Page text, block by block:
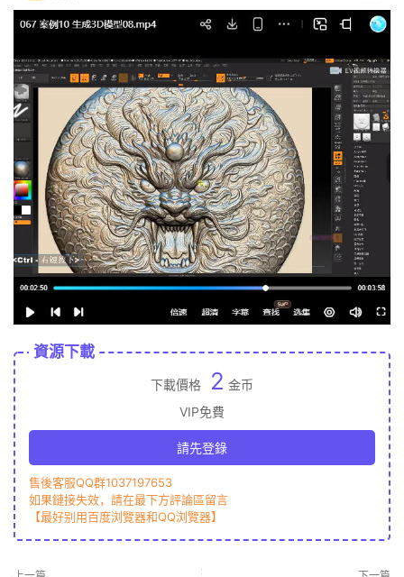
資源下載
下載價格 2 金币
VIP免費
請先登錄
售後客服QQ群1037197653
如果鏈接失效，請在最下方評論區留言
【最好别用百度浏覽器和QQ浏覽器】